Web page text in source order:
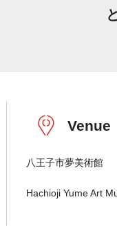
Venue
八王子市夢美術館
Hachioji Yume Art